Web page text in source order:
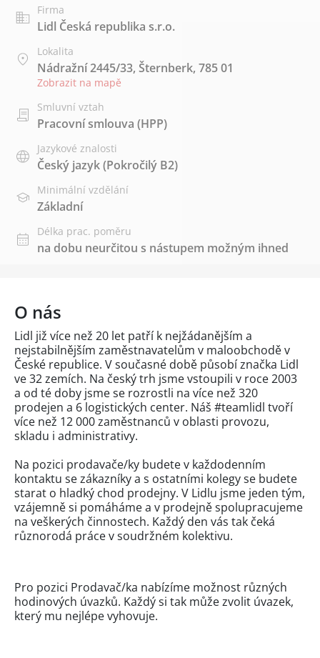
Firma
Lidl Česká republika s.r.o.
Lokalita
Nádražní 2445/33, Šternberk, 785 01
Zobrazit na mapě
Smluvní vztah
Pracovní smlouva (HPP)
Jazykové znalosti
Český jazyk(Pokročilý B2)
Minimální vzdělání
Základní
Délka prac. poměru
na dobu neurčitou s nástupem možným ihned
O nás
Lidl již více než 20 let patří k nejžádanějším a
nejstabilnějším zaměstnavatelům v maloobchodě v
České republice. V současné době působí značka Lidl
ve 32 zemích. Na český trh jsme vstoupili v roce 2003
a od té doby jsme se rozrostli na více než 320
prodejen a 6 logistických center. Náš #teamlidl tvoří
více než 12 000 zaměstnanců v oblasti provozu,
skladu i administrativy.
Na pozici prodavače/ky budete v každodenním
kontaktu se zákazníky a s ostatními kolegy se budete
starat o hladký chod prodejny. V Lidlu jsme jeden tým,
vzájemně si pomáháme a v prodejně spolupracujeme
na veškerých činnostech. Každý den vás tak čeká
různorodá práce v soudržném kolektivu.
Pro pozici Prodavač/ka nabízíme možnost různých
hodinových úvazků. Každý si tak může zvolit úvazek,
který mu nejlépe vyhovuje.